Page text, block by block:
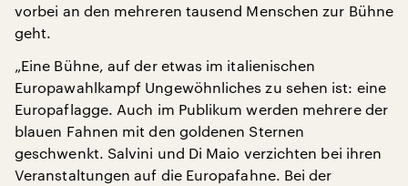
vorbei an den mehreren tausend Menschen zur Bühne
geht.
„Eine Bühne, auf der etwas im italienischen
Europawahlkampf Ungewöhnliches zu sehen ist: eine
Europaflagge. Auch im Publikum werden mehrere der
blauen Fahnen mit den goldenen Sternen
geschwenkt. Salvini und Di Maio verzichten bei ihren
Veranstaltungen auf die Europafahne. Bei der